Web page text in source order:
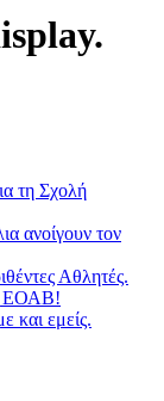
τη Σχολή
ανοίγουν τον
Αθλητές.
ΕΟΑΒ!
και εμείς.